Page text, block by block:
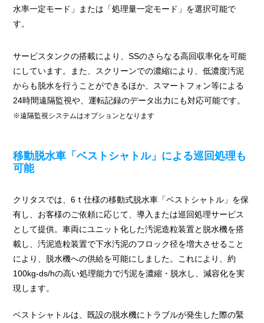
水率一定モード」または「処理量一定モード」を選択可能で
す。
サービスタンクの搭載により、SSのさらなる高回収率化を可能
にしています。また、スクリーンでの濃縮により、低濃度汚泥
からも脱水を行うことができるほか、スマートフォン等による
24時間遠隔監視や、運転記録のデータ出力にも対応可能です。
※遠隔監視システムはオプションとなります
移動脱水車「ベストシャトル」による巡回処理も
可能
クリタスでは、6ｔ仕様の移動式脱水車「ベストシャトル」を保
有し、お客様のご依頼に応じて、導入または巡回処理サービス
として提供。車両にユニット化した汚泥造粒装置と脱水機を搭
載し、汚泥造粒装置で下水汚泥のフロック径を増大させること
により、脱水機への供給を可能にしました。これにより、約
100kg-ds/hの高い処理能力で汚泥を濃縮・脱水し、減容化を実
現します。
ベストシャトルは、既設の脱水機にトラブルが発生した際の緊